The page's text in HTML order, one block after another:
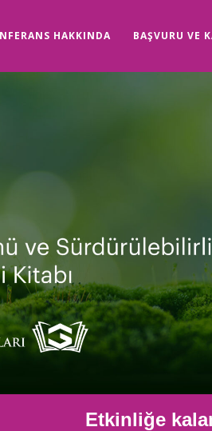
HAKKINDA BAŞVURU VE
Etkinliğe